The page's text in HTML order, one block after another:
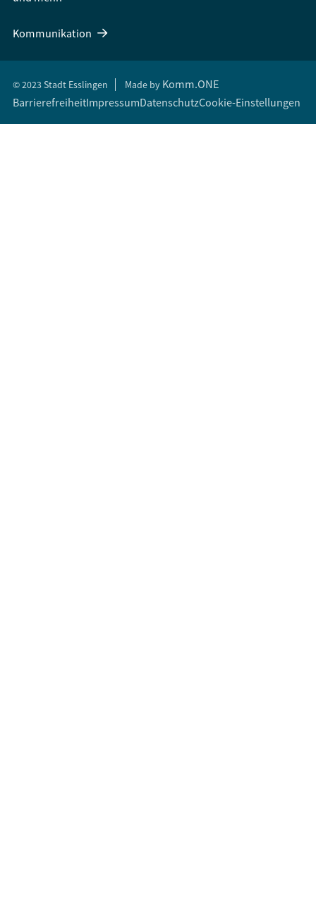
Kommunikation
© 2023 Stadt Esslingen Made by Komm.ONE
BarrierefreiheitImpressumDatenschutzCookie-Einstellungen